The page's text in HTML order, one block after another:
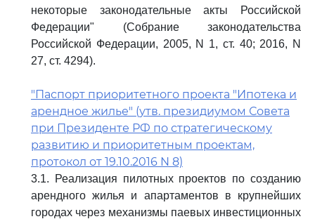
некоторые законодательные акты Российской
Федерации" (Собрание законодательства
Российской Федерации, 2005, N 1, ст. 40; 2016, N
27, ст. 4294).
"Паспорт приоритетного проекта "Ипотека и
арендное жилье" (утв. президиумом Совета
при Президенте РФ по стратегическому
развитию и приоритетным проектам,
протокол от 19.10.2016 N 8)
3.1. Реализация пилотных проектов по созданию
арендного жилья и апартаментов в крупнейших
городах через механизмы паевых инвестиционных